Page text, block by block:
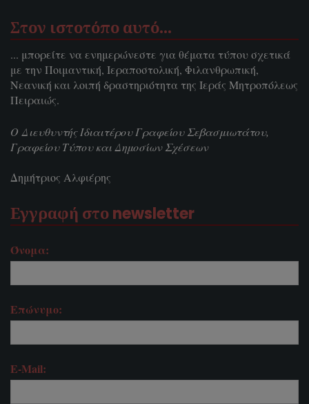
Στον ιστοτόπο αυτό…
... μπορείτε να ενημερώνεστε για θέματα τύπου σχετικά
με την Ποιμαντική, Ιεραποστολική, Φιλανθρωπική,
Νεανική και λοιπή δραστηριότητα της Ιεράς Μητροπόλεως
Πειραιώς.
Ο Διευθυντής Ιδιαιτέρου Γραφείου Σεβασμιωτάτου,
Γραφείου Τύπου και Δημοσίων Σχέσεων
Δημήτριος Αλφιέρης
Εγγραφή στο newsletter
Όνομα:
Επώνυμο:
E-Mail: